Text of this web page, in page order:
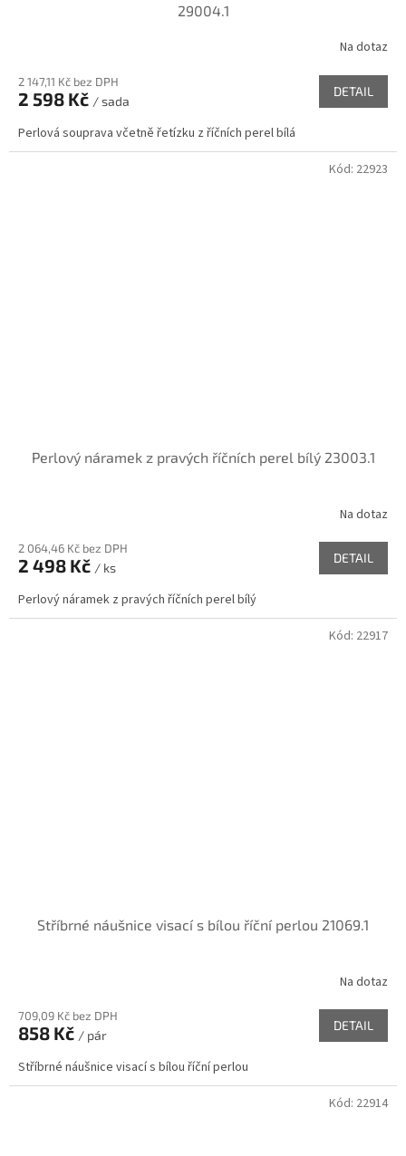
29004.1
Na dotaz
2 147,11 Kč bez DPH
2 598 Kč / sada
DETAIL
Perlová souprava včetně řetízku z říčních perel bílá
Perlový náramek z pravých říčních perel bílý 23003.1
Na dotaz
2 064,46 Kč bez DPH
2 498 Kč / ks
DETAIL
Perlový náramek z pravých říčních perel bílý
Kód: 22923
Stříbrné náušnice visací s bílou říční perlou 21069.1
Na dotaz
709,09 Kč bez DPH
858 Kč / pár
DETAIL
Stříbrné náušnice visací s bílou říční perlou
Kód: 22917
Kód: 22914